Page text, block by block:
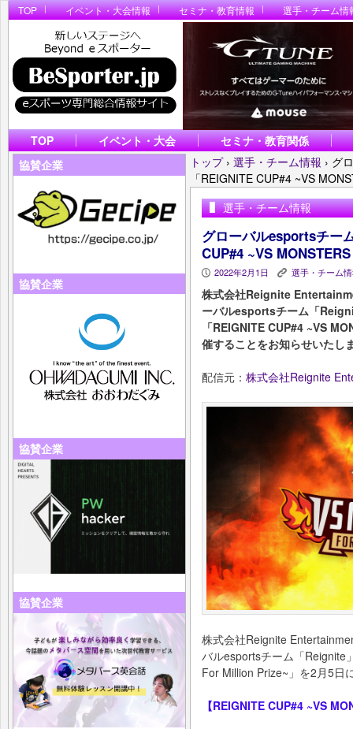
TOP イベント・大会情報 セミナ・教育情報 選手・チーム情
TOP イベント・大会
セミナ・教育関係
協賛企業
協賛企業
協賛企業
協賛企業
トップ › 選手・チーム情報 › グ
「REIGNITE CUP#4 ~VS
選手・チーム情報
グローバルesportsチー
CUP#4 ~VS
P 2022年2月1日 K 選手・チーム
株式会社Reignite
ーバルesportsチーム「
「REIGNITE CUP#4 ~VS
催することをお知らせいたし
配信元： 株式会社Reignite
株式会社Reignite
バルesportsチーム「Reignite
For Million Prize~」を2月5日
【REIGNITE CUP#4 ~VS